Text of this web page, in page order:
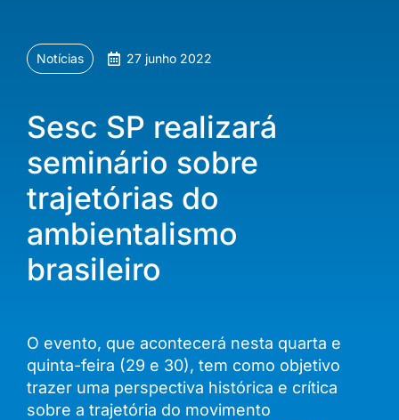
Notícias 27 junho 2022
Sesc SP realizará
seminário sobre
trajetórias do
ambientalismo
brasileiro
O evento, que acontecerá nesta quarta e
quinta-feira (29 e 30), tem como objetivo
trazer uma perspectiva histórica e crítica
sobre a trajetória do movimento